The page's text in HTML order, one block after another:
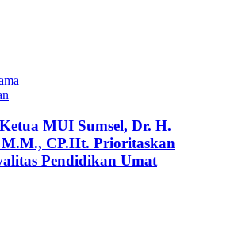
MUI Sumsel, Dr. H.
CP.Ht. Prioritaskan
Pendidikan Umat